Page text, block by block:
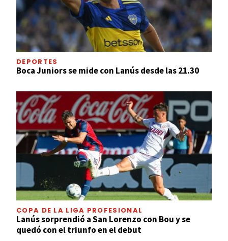
DEPORTES
Boca Juniors se mide con Lanús desde las 21.30
COPA DE LA LIGA PROFESIONAL
Lanús sorprendió a San Lorenzo con Bou y se
quedó con el triunfo en el debut